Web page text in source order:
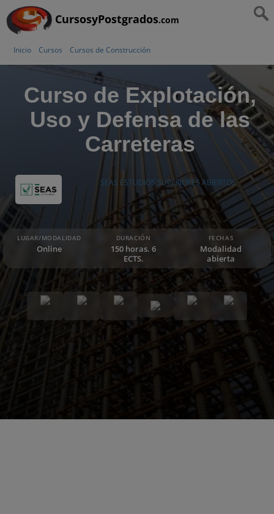
CursosyPostgrados.com
Inicio Cursos Cursos de Construcción
Curso de Explotación,
Uso y Defensa de las
Carreteras
SEAS ESTUDIOS SUPERIORES ABIERTOS
LUGAR/MODALIDAD
Online
DURACIÓN
150 horas. 6
ECTS.
FECHAS
Modalidad
abierta